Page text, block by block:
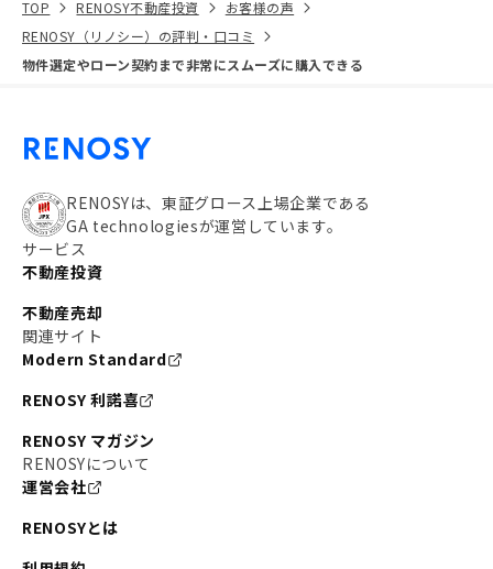
TOP RENOSY不動産投資
お客様の声
RENOSY（リノシー）の評判・口コミ
物件選定やローン契約まで非常にスムーズに購入できる
RENOSYは、東証グロース上場企業である
GA technologiesが運営しています。
サービス
不動産投資
不動産売却
関連サイト
Modern Standard
RENOSY 利諾喜
RENOSY マガジン
RENOSYについて
運営会社
RENOSYとは